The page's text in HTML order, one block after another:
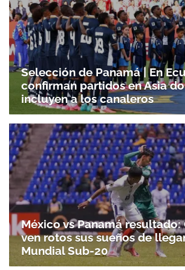
Selección de Panamá | En
confirman partidos en Asia
incluyen a los canaleros
México vs Panamá resultado:
ven rotos sus sueños de
Mundial Sub-20